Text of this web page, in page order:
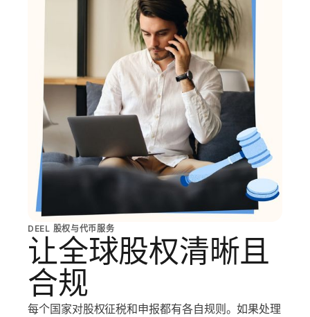
DEEL 股权与代币服务
让全球股权清晰且
合规
每个国家对股权征税和申报都有各自规则。如果处理